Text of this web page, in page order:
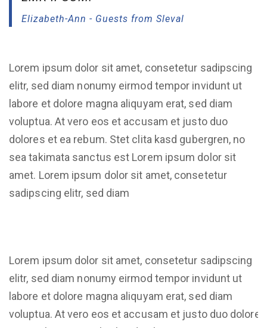
Elizabeth-Ann - Guests from Sleval
Lorem ipsum dolor sit amet, consetetur sadipscing
elitr, sed diam nonumy eirmod tempor invidunt ut
labore et dolore magna aliquyam erat, sed diam
voluptua. At vero eos et accusam et justo duo
dolores et ea rebum. Stet clita kasd gubergren, no
sea takimata sanctus est Lorem ipsum dolor sit
amet. Lorem ipsum dolor sit amet, consetetur
sadipscing elitr, sed diam
Lorem ipsum dolor sit amet, consetetur sadipscing
elitr, sed diam nonumy eirmod tempor invidunt ut
labore et dolore magna aliquyam erat, sed diam
voluptua. At vero eos et accusam et justo duo dolores